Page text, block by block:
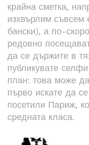
крайна сметка,
изхвърлим съвсем
бански), а по-
редовно
да се държите в
публикувате
план: това може
първо искате да
посетили Париж,
средната класа.